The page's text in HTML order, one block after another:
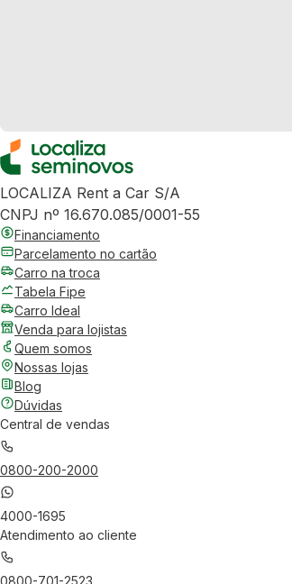
LOCALIZA Rent a Car S/A
CNPJ nº 16.670.085/0001-55
Financiamento
Parcelamento no cartão
Carro na troca
Tabela Fipe
Carro Ideal
Venda para lojistas
Quem somos
Nossas lojas
Blog
Dúvidas
Central de vendas
0800-200-2000
4000-1695
Atendimento ao cliente
0800-701-2523